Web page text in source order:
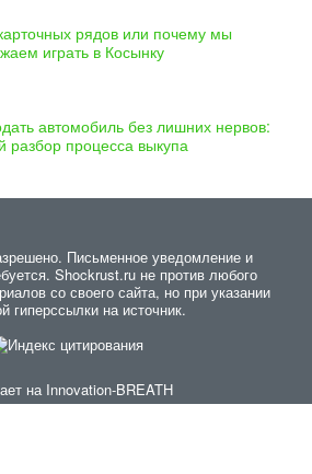
рядов или почему мы
играть в Косынку
автомобиль без лишних нервов:
разбор процесса выкупа
Письменное уведомление и
Shockrust.ru не против любого
со своего сайта, но при указании
гиперссылки на источник.
на Innovation-BREATH